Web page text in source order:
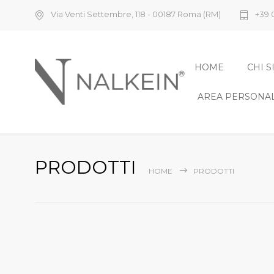
Via Venti Settembre, 118 - 00187 Roma (RM) +39
HOME CHI
AREA
PRODOTTI HOME PRODOTTI